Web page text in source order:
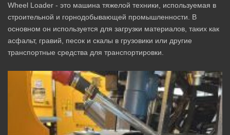
Wheel Loader - это машина тяжелой техники, используемая в
строительной и горнодобывающей промышленности. В
основном он используется для загрузки материалов, таких как
асфальт, гравий, песок и скалы в грузовики или другие
транспортные средства для транспортировки.